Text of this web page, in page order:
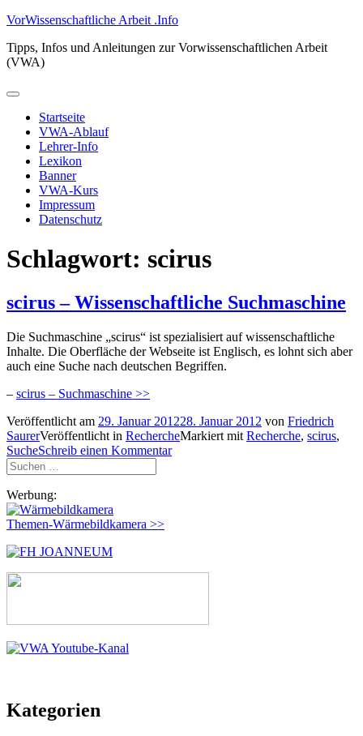
Zum
springen
VorWissenschaftliche Arbeit .Info
Tipps, Infos und Anleitungen zur Vorwissenschaftlichen Arbeit
(VWA)
Primäres
Startseite
VWA-Ablauf
Lehrer-Info
Lexikon
Banner
VWA-Kurs
Impressum
Datenschutz
Schlagwort: scirus
scirus – Wissenschaftliche Suchmaschine
Die Suchmaschine „scirus“ ist spezialisiert auf wissenschaftliche
Inhalte. Die Oberfläche der Webseite ist Englisch, es lohnt sich aber
auch eine Suche nach deutschen Begriffen.
– scirus – Suchmaschine >>
Veröffentlicht am 29. Januar 201228. Januar 2012 von Friedrich
SaurerVeröffentlicht in RechercheMarkiert mit Recherche, scirus,
SucheSchreib einen Kommentar
Suchen
nach:
Werbung:
Themen-Wärmebildkamera >>
Kategorien